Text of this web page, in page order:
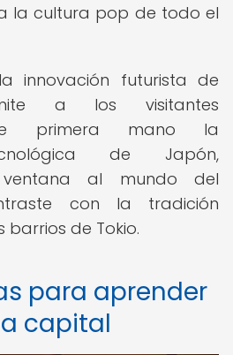
la cultura pop de todo el
innovación futurista de
a los visitantes
primera mano la
de Japón,
al mundo del
con la tradición
de Tokio.
para aprender
capital